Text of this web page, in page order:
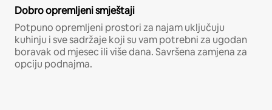
Dobro opremljeni smještaji
Potpuno opremljeni prostori za najam uključuju
kuhinju i sve sadržaje koji su vam potrebni za ugodan
boravak od mjesec ili više dana. Savršena zamjena za
opciju podnajma.